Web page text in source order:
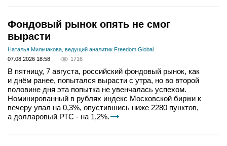
Фондовый рынок опять не смог
вырасти
Наталья Мильчакова, ведущий аналитик Freedom Global
07.08.2026 18:58
1716
В пятницу, 7 августа, российский фондовый рынок, как
и днём ранее, попытался вырасти с утра, но во второй
половине дня эта попытка не увенчалась успехом.
Номинированный в рублях индекс Московской биржи к
вечеру упал на 0,3%, опустившись ниже 2280 пунктов,
а долларовый РТС - на 1,2%.